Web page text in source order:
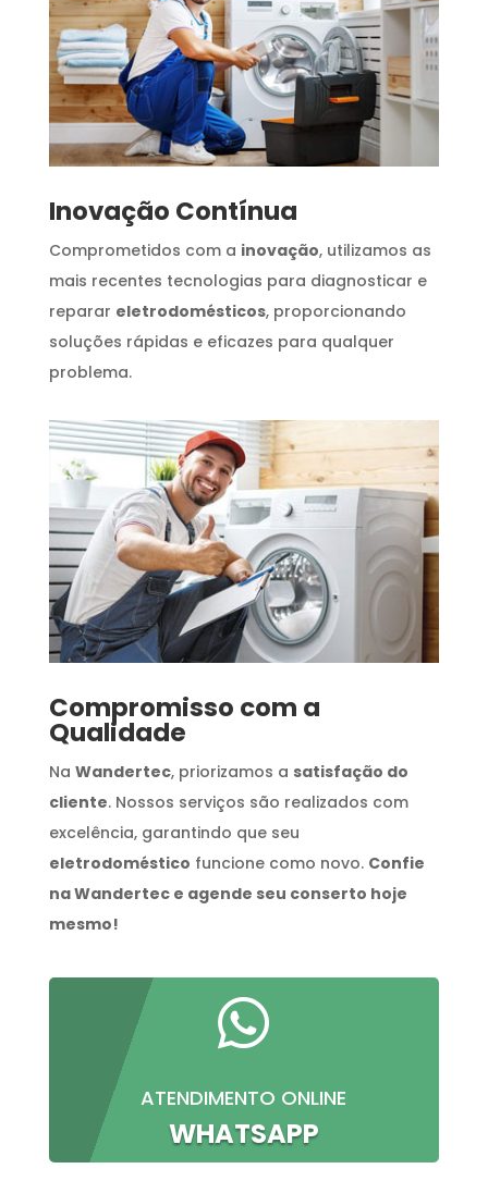
Inovação Contínua
Comprometidos com a inovação, utilizamos as
mais recentes tecnologias para diagnosticar e
reparar eletrodomésticos, proporcionando
soluções rápidas e eficazes para qualquer
problema.
Compromisso com a
Qualidade
Na Wandertec, priorizamos a satisfação do
cliente. Nossos serviços são realizados com
excelência, garantindo que seu
eletrodoméstico funcione como novo. Confie
na Wandertec e agende seu conserto hoje
mesmo!

ATENDIMENTO ONLINE
WHATSAPP